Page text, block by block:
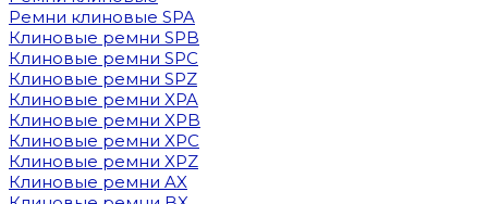
Ремни клиновые SPA
Клиновые ремни SPB
Клиновые ремни SPC
Клиновые ремни SPZ
Клиновые ремни XPA
Клиновые ремни XPB
Клиновые ремни XPC
Клиновые ремни XPZ
Клиновые ремни AX